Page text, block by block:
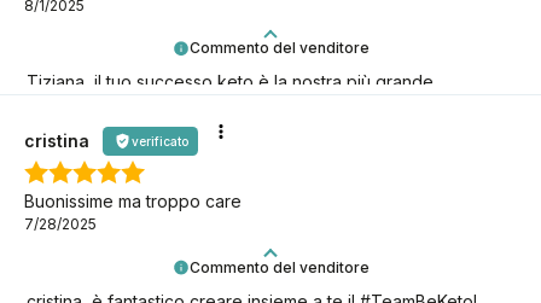
Commento del venditore
Tiziana, il tuo successo keto è la nostra più grande
8/1/2025
Commento del venditore
cristina verificato
Buonissime ma troppo care
7/28/2025